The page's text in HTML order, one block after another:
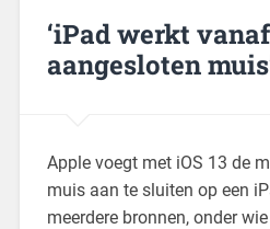
‘iPad werkt
aangesloten
Apple voegt met iOS 13 de
muis aan te sluiten op een
meerdere bronnen, onder